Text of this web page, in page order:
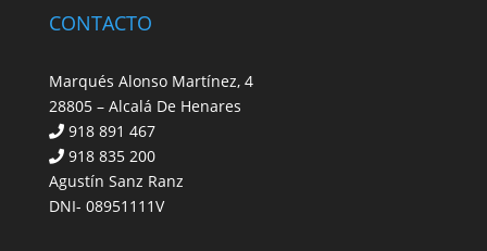
CONTACTO
Marqués Alonso Martínez, 4
28805 – Alcalá De Henares
918 891 467
918 835 200
Agustín Sanz Ranz
DNI- 08951111V